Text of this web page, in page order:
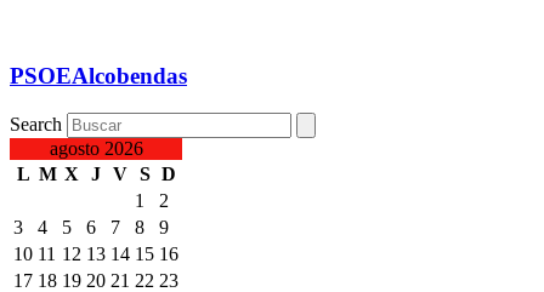
PSOEAlcobendas
Search
agosto 2026
L M X J V S D
1
2
3
4 5 6 7 8
9
10 11 12 13 14 15 16
17 18 19 20 21 22 23